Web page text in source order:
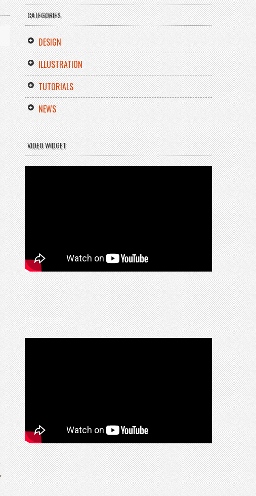
CATEGORIES
DESIGN
ILLUSTRATION
TUTORIALS
NEWS
VIDEO WIDGET
LATEST VIDEO